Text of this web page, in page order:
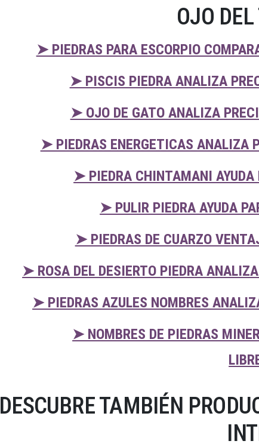
OJO
➤ PIEDRAS PARA ESCORPIO
➤ PISCIS PIEDRA ANALIZA
➤ OJO DE GATO ANALIZA
➤ PIEDRAS ENERGETICAS ANALIZA
➤ PIEDRA CHINTAMANI AYUDA
➤ PULIR PIEDRA AYUDA
➤ PIEDRAS DE CUARZO
➤ ROSA DEL DESIERTO PIEDRA
➤ PIEDRAS AZULES NOMBRES
➤ NOMBRES DE PIEDRAS
DESCUBRE TAMBIÉN